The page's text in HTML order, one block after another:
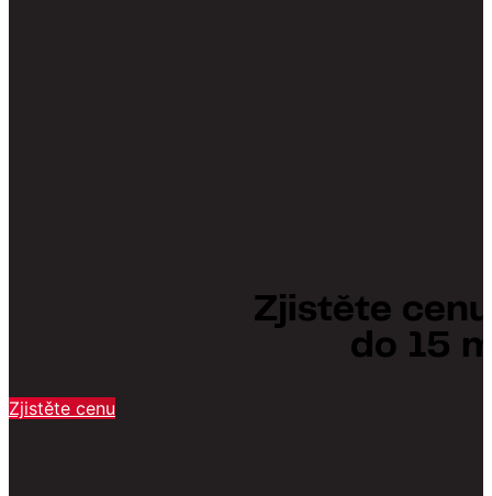
Zjistěte
do 15
Zjistěte cenu